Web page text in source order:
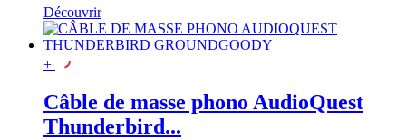
Découvrir
+
Câble de masse phono AudioQuest
Thunderbird...